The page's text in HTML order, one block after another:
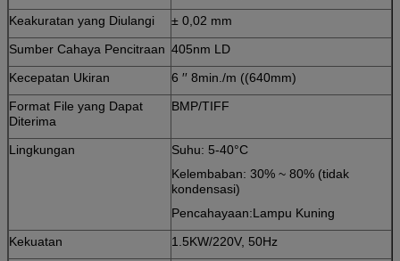
Keakuratan yang Diulangi
± 0,02 mm
Sumber Cahaya Pencitraan 405nm LD
Kecepatan Ukiran
6 ′′ 8min./m ((640mm)
Format File yang Dapat
Diterima
BMP/TIFF
Lingkungan
Suhu: 5-40°C
Kelembaban: 30% ~ 80% (tidak
kondensasi)
Pencahayaan:Lampu Kuning
Kekuatan
1.5KW/220V, 50Hz